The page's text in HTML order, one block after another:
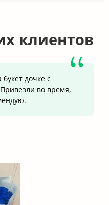
клиентов
дочке с
во время,